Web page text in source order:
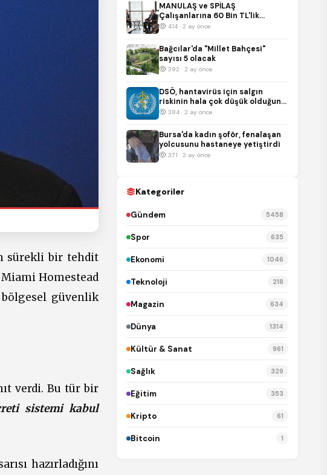
sürekli bir tehdit
Homestead
bölgesel güvenlik
verdi. Bu tür bir
sistemi kabul
hazırladığını
MANULAŞ ve SPİLAŞ
Çalışanlarına 60 Bin TL'lik
Promosyon
414 · 2 ay önce
Bağcılar'da "Millet Bahçesi"
sayısı 5 olacak
392 · 2 ay önce
DSÖ, hantavirüs için salgın
riskinin hala çok düşük olduğunu
duyurdu
384 · 2 ay önce
Bursa'da kadın şoför, fenalaşan
yolcusunu hastaneye yetiştirdi
371 · 2 ay önce
Kategoriler
Gündem 5458
Spor 635
Ekonomi 1046
Teknoloji 218
Magazin 634
Dünya 1314
Kültür & Sanat 961
Sağlık 329
Eğitim 353
Kripto 61
Bitcoin 1